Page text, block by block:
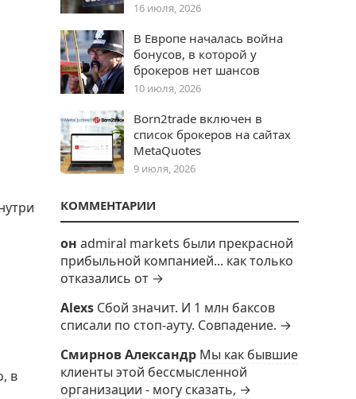
в
16 июля, 2026
В Европе началась война
бонусов, в которой у
брокеров нет шансов
10 июля, 2026
Born2trade включен в
список брокеров на сайтах
MetaQuotes
9 июля, 2026
КОММЕНТАРИИ
он admiral markets были прекрасной
прибыльной компанией... как только
отказались от →
Alexs Сбой значит. И 1 млн баксов
списали по стоп-ауту. Совпадение. →
Смирнов Александр Мы как бывшие
клиенты этой бессмысленной
организации - могу сказать, →